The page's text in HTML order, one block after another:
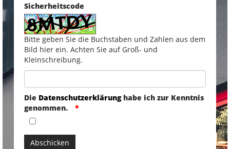
Sicherheitscode
Bitte geben Sie die Buchstaben und Zahlen aus dem
Bild hier ein. Achten Sie auf Groß- und
Kleinschreibung.
Die Datenschutzerklärunghabe ich zur Kenntnis
genommen.
Abschicken